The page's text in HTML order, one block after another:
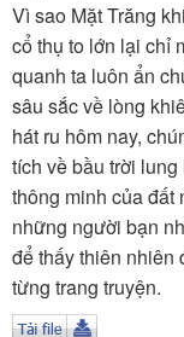
Sân khấu
Thiếu nhi
Kết nối VOV6
TÌM KIẾM
Vận hành bởi QI Corp
Vì sao Mặt Trăng
cổ thụ to lớn lại chỉ
quanh ta luôn ẩn
sâu sắc về lòng
hát ru hôm nay,
tích về bầu trời
thông minh của đất
những người bạn
để thấy thiên nhiên
từng trang truyện.